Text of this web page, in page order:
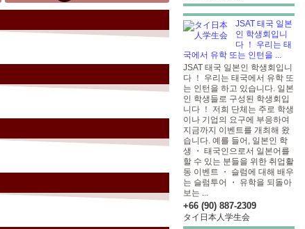
JSAT 태국 일본
인 학생회입니
다 ！ 우리는 태
국에서 유학 또는 인턴을 ...
JSAT 태국 일본인 학생회입니
다 ！ 우리는 태국에서 유학 또
는 인턴을 하고 있습니다. 일본
인 학생들로 구성된 학생회입
니다 ！ 저희 단체는 주로 학생
이나 기업의 요구에 부응하여
지금까지 이벤트를 개최해 왔
습니다. 예를 들어, 일본인 학
생 ・ 태국인으로서 일본어를
할 수 있는 분들을 위한 취업활
동 이벤트 ・ 슬럼에 대해 배우
는 슬럼투어 ・ 유학을 되돌아
보는 ...
+66 (90) 887-2309
タイ日本人学生会